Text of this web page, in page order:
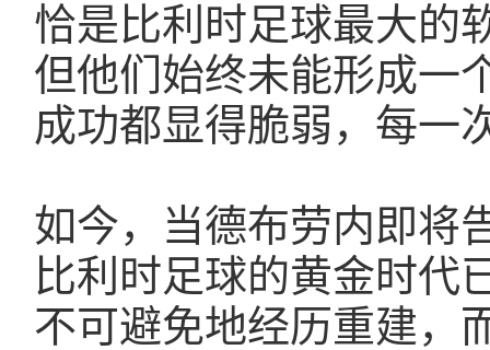
恰是比利时足球最大的
但他们始终未能形成一
成功都显得脆弱，每一
如今，当德布劳内即将
比利时足球的黄金时代
不可避免地经历重建，